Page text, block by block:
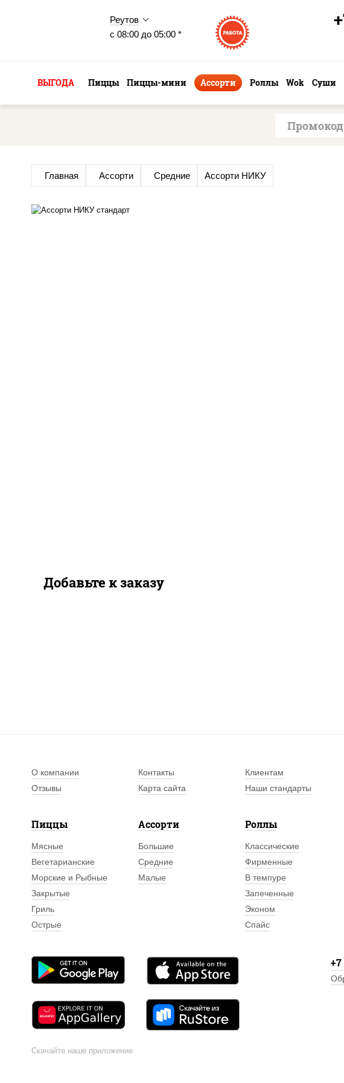
Реутов
с 08:00 до 05:00 *
ВЫГОДА Пиццы Пиццы-мини Ассорти Роллы Wok Суши
Главная Ассорти Средние Ассорти НИКУ
Добавьте к заказу
О компании Контакты Клиентам
Отзывы
Карта сайта Наши стандарты
Пиццы
Мясные
Вегетарианские
Морские и Рыбные
Закрытые
Гриль
Острые
Ассорти
Большие
Средние
Малые
Роллы
Классические
Фирменные
В темпуре
Запеченные
Эконом
Спайс
Скачайте наше приложение
+7